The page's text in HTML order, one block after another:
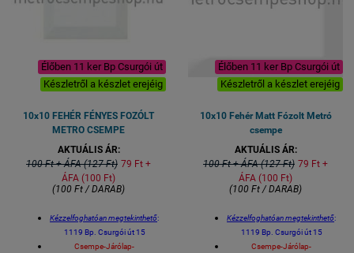
Élőben 11 ker Bp Csurgói út
Készletről a készlet erejéig
10x10 FEHÉR FÉNYES FOZÓLT
METRO CSEMPE
AKTUÁLIS ÁR:
100 Ft + ÁFA (127 Ft) 79 Ft +
ÁFA (100 Ft)
(100 Ft / DARAB)
Kézzelfoghatóan megtekinthető:
1119 Bp. Csurgói út 15
Csempe-Járólap-
Élőben 11 ker Bp Csurgói út
Készletről a készlet erejéig
10x10 Fehér Matt Fózolt Metró
csempe
AKTUÁLIS ÁR:
100 Ft + ÁFA (127 Ft) 79 Ft +
ÁFA (100 Ft)
(100 Ft / DARAB)
Kézzelfoghatóan megtekinthető:
1119 Bp. Csurgói út 15
Csempe-Járólap-